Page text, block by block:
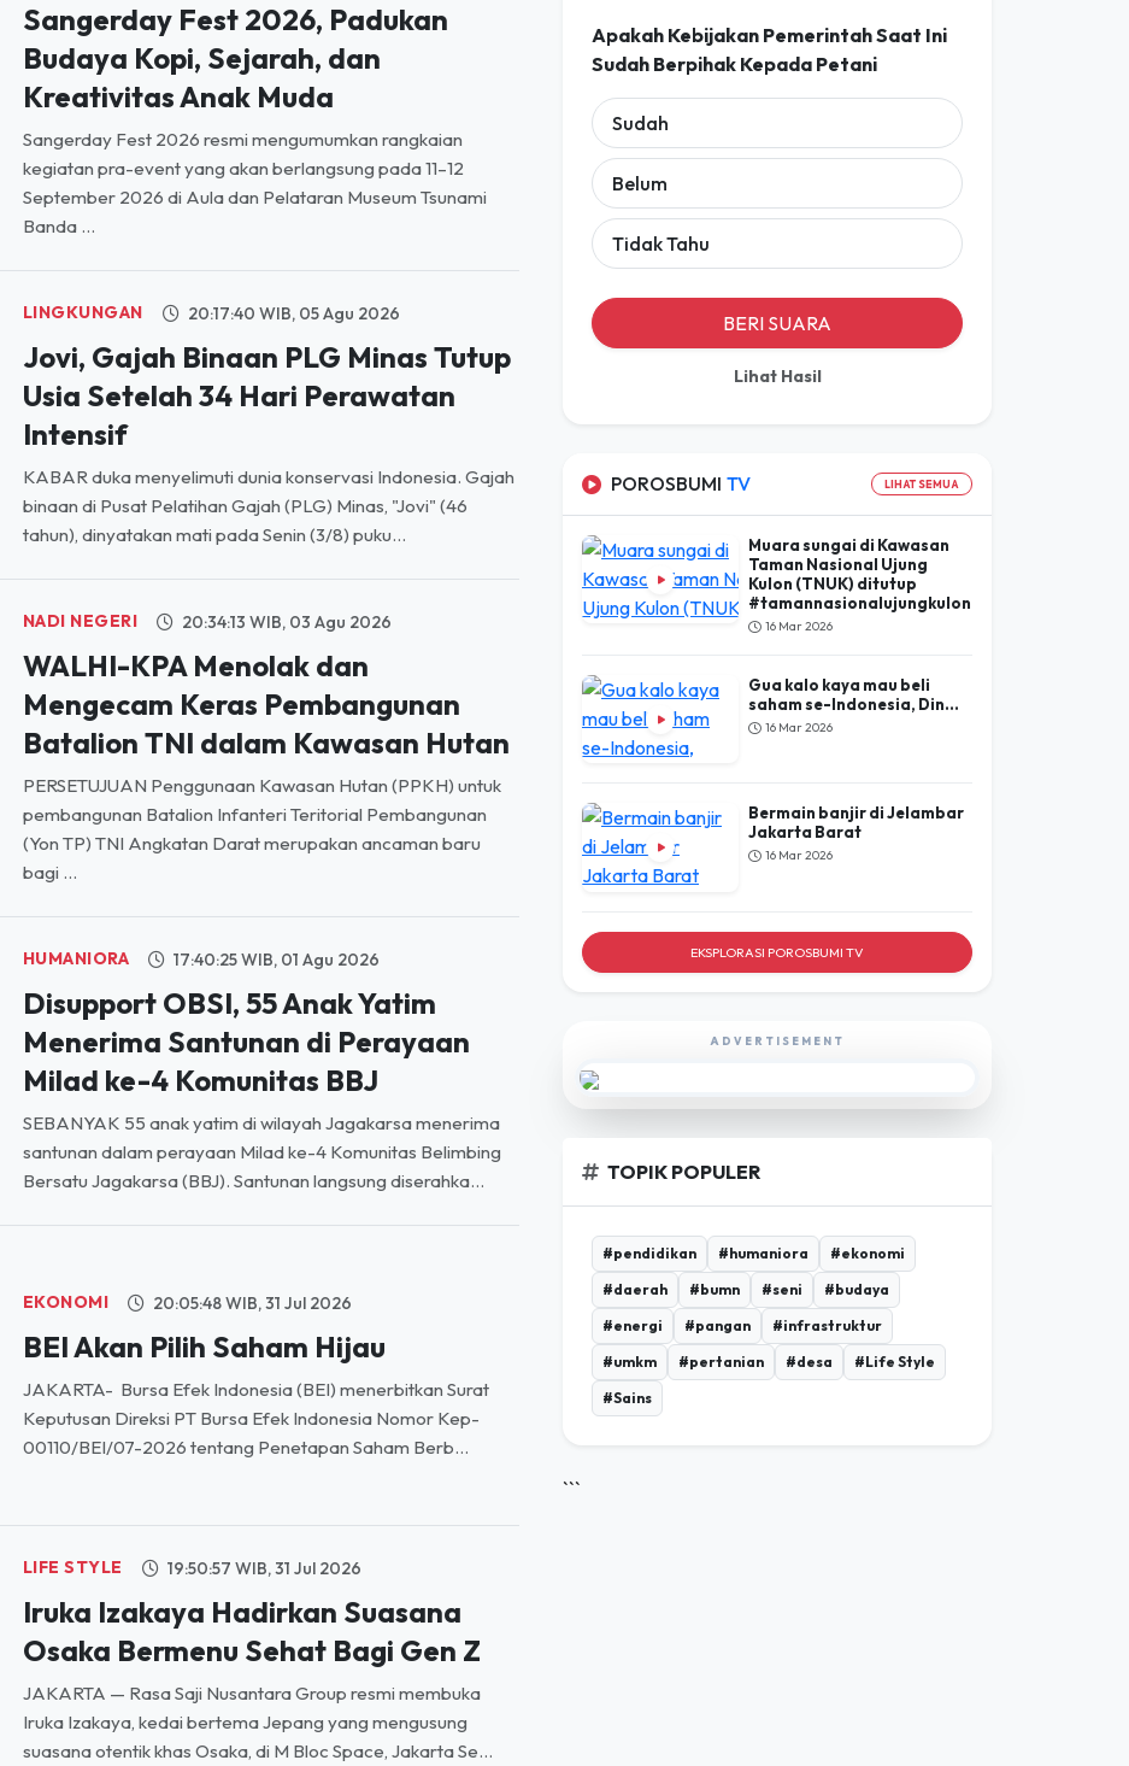
Sangerday Fest 2026, Padukan
Budaya Kopi, Sejarah, dan
Kreativitas Anak Muda
Sangerday Fest 2026 resmi mengumumkan rangkaian
kegiatan pra-event yang akan berlangsung pada 11–12
September 2026 di Aula dan Pelataran Museum Tsunami
Banda ...
LINGKUNGAN 20:17:40 WIB, 05 Agu 2026
Jovi, Gajah Binaan PLG Minas Tutup
Usia Setelah 34 Hari Perawatan
Intensif
KABAR duka menyelimuti dunia konservasi Indonesia. Gajah
binaan di Pusat Pelatihan Gajah (PLG) Minas, "Jovi" (46
tahun), dinyatakan mati pada Senin (3/8) puku...
NADI NEGERI 20:34:13 WIB, 03 Agu 2026
WALHI-KPA Menolak dan
Mengecam Keras Pembangunan
Batalion TNI dalam Kawasan Hutan
PERSETUJUAN Penggunaan Kawasan Hutan (PPKH) untuk
pembangunan Batalion Infanteri Teritorial Pembangunan
(Yon TP) TNI Angkatan Darat merupakan ancaman baru
bagi ...
HUMANIORA 17:40:25 WIB, 01 Agu 2026
Disupport OBSI, 55 Anak Yatim
Menerima Santunan di Perayaan
Milad ke-4 Komunitas BBJ
SEBANYAK 55 anak yatim di wilayah Jagakarsa menerima
santunan dalam perayaan Milad ke-4 Komunitas Belimbing
Bersatu Jagakarsa (BBJ). Santunan langsung diserahka...
EKONOMI 20:05:48 WIB, 31 Jul 2026
BEI Akan Pilih Saham Hijau
JAKARTA- Bursa Efek Indonesia (BEI) menerbitkan Surat
Keputusan Direksi PT Bursa Efek Indonesia Nomor Kep-
00110/BEI/07-2026 tentang Penetapan Saham Berb...
LIFE STYLE 19:50:57 WIB, 31 Jul 2026
Iruka Izakaya Hadirkan Suasana
Osaka Bermenu Sehat Bagi Gen Z
JAKARTA — Rasa Saji Nusantara Group resmi membuka
Iruka Izakaya, kedai bertema Jepang yang mengusung
suasana otentik khas Osaka, di M Bloc Space, Jakarta Se...
Apakah Kebijakan Pemerintah Saat Ini
Sudah Berpihak Kepada Petani
Sudah
Belum
Tidak Tahu
BERI SUARA
Lihat Hasil
POROSBUMI TV LIHAT SEMUA
Muara sungai di Kawasan
Taman Nasional Ujung
Kulon (TNUK) ditutup
#tamannasionalujungkulon
16 Mar 2026
Gua kalo kaya mau beli
saham se-Indonesia, Din...
16 Mar 2026
Bermain banjir di Jelambar
Jakarta Barat
16 Mar 2026
EKSPLORASI POROSBUMI TV
ADVERTISEMENT
TOPIK POPULER
#pendidikan #humaniora
#ekonomi
#daerah
#bumn #seni
#budaya
#energi
#pangan
#infrastruktur
#umkm
#pertanian #desa
#Life Style
#Sains
```